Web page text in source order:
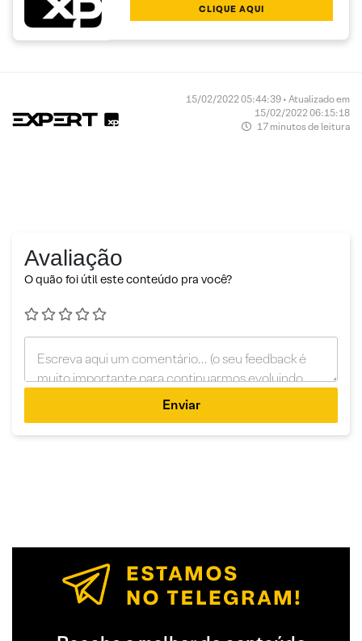
CLIQUE AQUI
15/02/2022 05:44:39 • Atualizado em
15/02/2022 06:15:18
17 minutos de leitura
Avaliação
O quão foi útil este conteúdo pra você?
Enviar